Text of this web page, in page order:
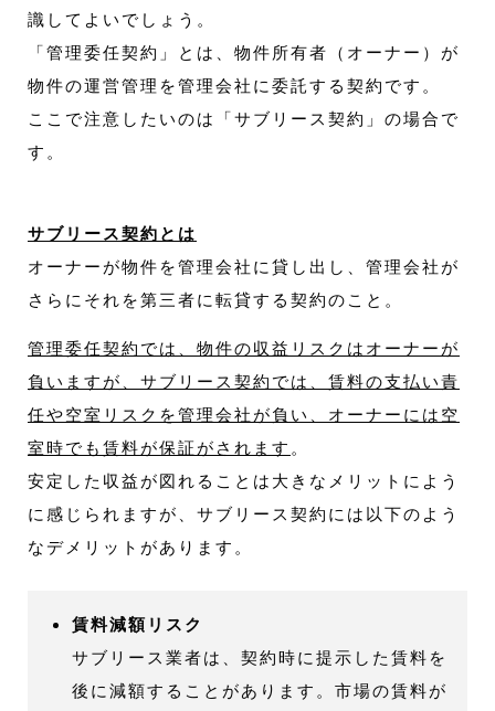
識してよいでしょう。
「管理委任契約」とは、物件所有者（オーナー）が
物件の運営管理を管理会社に委託する契約です。
ここで注意したいのは「サブリース契約」の場合で
す。
サブリース契約とは
オーナーが物件を管理会社に貸し出し、管理会社が
さらにそれを第三者に転貸する契約のこと。
管理委任契約では、物件の収益リスクはオーナーが
負いますが、サブリース契約では、賃料の支払い責
任や空室リスクを管理会社が負い、オーナーには空
室時でも賃料が保証がされます 。
安定した収益が図れることは大きなメリットによう
に感じられますが、サブリース契約には以下のよう
なデメリットがあります。
賃料減額リスク
サブリース業者は、契約時に提示した賃料を
後に減額することがあります。市場の賃料が